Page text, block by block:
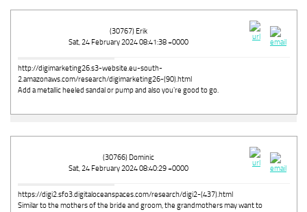
(30767) Erik
Sat, 24 February 2024 08:41:38 +0000
http://digimarketing26.s3-website.eu-south-
2.amazonaws.com/research/digimarketing26-(90).html
Add a metallic heeled sandal or pump and also you're good to go.
(30766) Dominic
Sat, 24 February 2024 08:40:29 +0000
https://digi2.sfo3.digitaloceanspaces.com/research/digi2-(437).html
Similar to the mothers of the bride and groom, the grandmothers may want to